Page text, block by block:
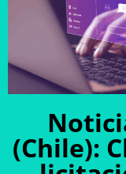
(Chile):